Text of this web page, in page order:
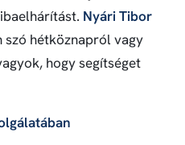
Nyári Tibor
szó hétköznapról vagy
hogy segítséget